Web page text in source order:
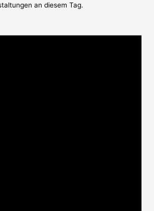
an diesem Tag.